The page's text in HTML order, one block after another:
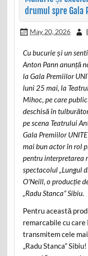
drumul spre Gala
May 20, 2026
Cu bucurie și un
Anton Pann anunță
la Gala Premiilor
luni 25 mai, la
Mihoc, pe care
deschisă în
pe scena Teatrului
Gala Premiilor
mai bun actor în rol
pentru interpretarea
spectacolul „Lungul
O’Neill, o producție
„Radu Stanca” Sibiu.
Pentru această
remarcabile cu care
transmitem cele
„Radu Stanca”